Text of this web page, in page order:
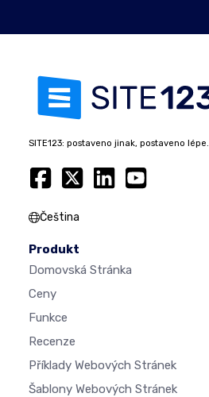
SITE123: postaveno jinak, postaveno lépe.
Čeština
Produkt
Domovská Stránka
Ceny
Funkce
Recenze
Příklady Webových Stránek
Šablony Webových Stránek